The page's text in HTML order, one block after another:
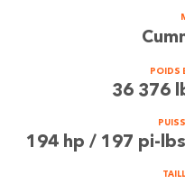
POIDS
36 376
194 hp / 197 pi-